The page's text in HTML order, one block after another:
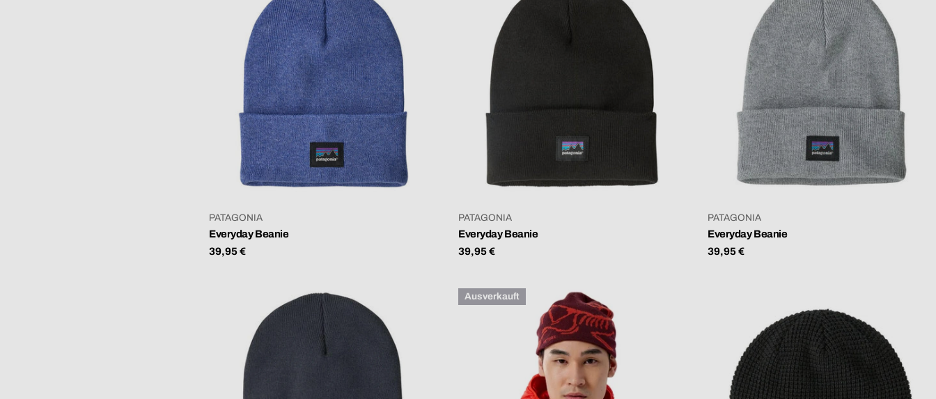
VERKÄUFER:
PATAGONIA
Everyday Beanie
Regulärer
39,95 €
VERKÄUFER:
PATAGONIA
Everyday Beanie
Regulärer
39,95 €
VERKÄUFER:
PATAGONIA
Everyday Beanie
Regulärer
39,95 €
Ausverkauft